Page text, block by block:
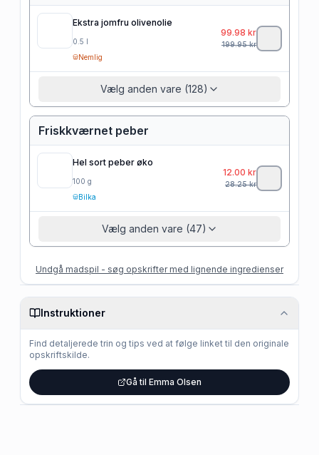
Ekstra jomfru olivenolie
0.5 l
Nemlig
99.98 kr
199.95kr
Vælg anden vare (128)
Friskkværnet peber
Hel sort peber øko
100 g
Bilka
12.00 kr
28.25kr
Vælg anden vare (47)
Undgå madspil - søg opskrifter med lignende ingredienser
Instruktioner
Find detaljerede trin og tips ved at følge linket til den originale
opskriftskilde.
Gå til Emma Olsen